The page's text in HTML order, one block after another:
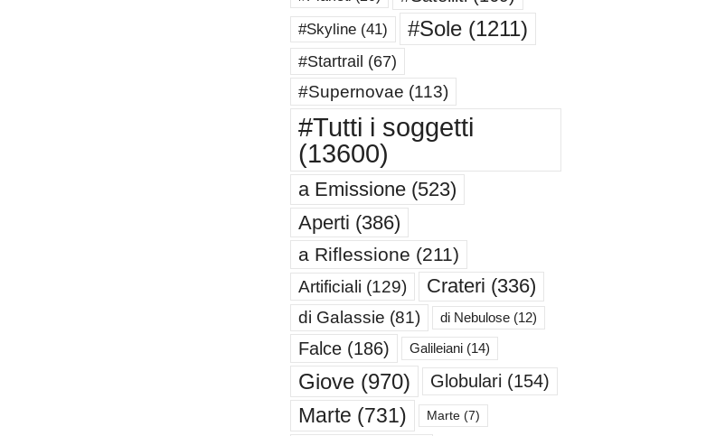
#Skyline(41) #Sole(1211)
#Startrail (67)
#Supernovae (113)
#Tutti i soggetti
(13600)
a Emissione(523)
Aperti (386)
a Riflessione (211)
Artificiali (129) Crateri (336)
di Galassie (81) di Nebulose(12)
Falce(186) Galileiani(14)
Giove(970) Globulari (154)
Marte (731) Marte(7)